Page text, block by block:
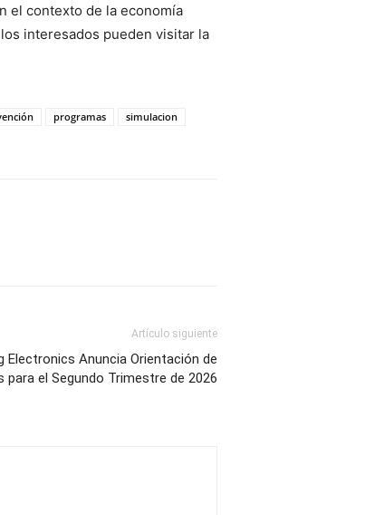
el contexto de la economía
interesados pueden visitar la
programas
simulacion
Artículo siguiente
Electronics Anuncia Orientación de
para el Segundo Trimestre de 2026